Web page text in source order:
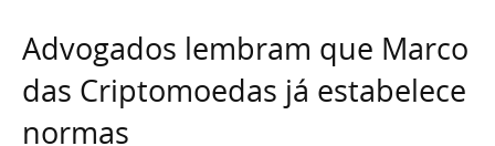
Advogados lembram que Marco
das Criptomoedas já estabelece
normas